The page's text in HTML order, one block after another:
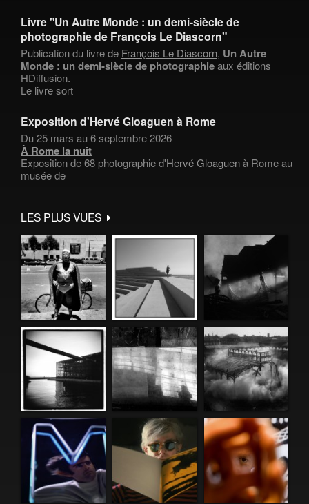
Livre "Un Autre Monde : un demi-siècle de
photographie de François Le Diascorn"
Publication du livre de François Le Diascorn, Un Autre
Monde : un demi-siècle de photographieaux éditions
HDiffusion.
Le livre sort
Exposition d'Hervé Gloaguen à Rome
Du 25 mars au 6 septembre 2026
À Rome la nuit
Exposition de 68 photographie d'Hervé Gloaguenà Rome au
musée de
LES PLUS VUES